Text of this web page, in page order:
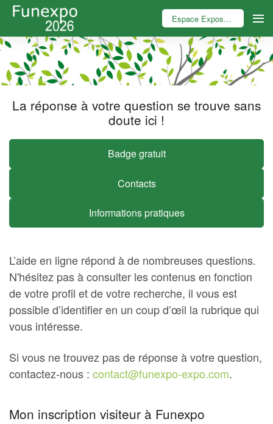
Espace Exposant
La réponse à votre question se trouve sans
doute ici !
Badge gratuit
Contacts
Informations pratiques
L’aide en ligne répond à de nombreuses questions.
N'hésitez pas à consulter les contenus en fonction
de votre profil et de votre recherche, il vous est
possible d’identifier en un coup d’œil la rubrique qui
vous intéresse.
Si vous ne trouvez pas de réponse à votre question,
contactez-nous : contact@funexpo-expo.com.
Mon inscription visiteur à Funexpo